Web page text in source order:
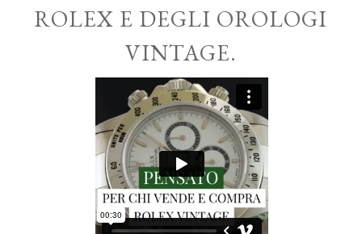
ROLEX E DEGLI OROLOGI
VINTAGE.